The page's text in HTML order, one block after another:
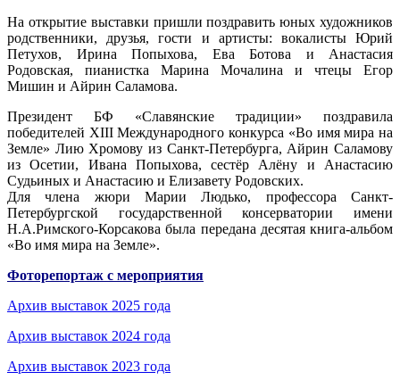
На открытие выставки пришли поздравить юных художников
родственники, друзья, гости и артисты: вокалисты Юрий
Петухов, Ирина Попыхова, Ева Ботова и Анастасия
Родовская, пианистка Марина Мочалина и чтецы Егор
Мишин и Айрин Саламова.
Президент БФ «Славянские традиции» поздравила
победителей XIII Международного конкурса «Во имя мира на
Земле» Лию Хромову из Санкт-Петербурга, Айрин Саламову
из Осетии, Ивана Попыхова, сестёр Алёну и Анастасию
Судьиных и Анастасию и Елизавету Родовских.
Для члена жюри Марии Людько, профессора Санкт-
Петербургской государственной консерватории имени
Н.А.Римского-Корсакова была передана десятая книга-альбом
«Во имя мира на Земле».
Фоторепортаж с мероприятия
Архив выставок 2025 года
Архив выставок 2024 года
Архив выставок 2023 года